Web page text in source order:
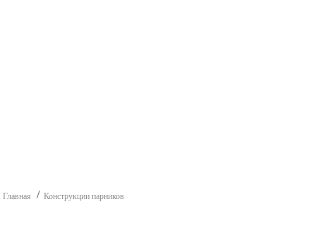
Главная Конструкции парников